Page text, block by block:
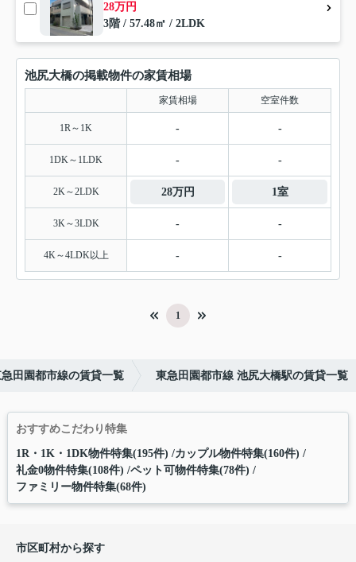
28万円
3階 / 57.48㎡ / 2LDK
池尻大橋の掲載物件の家賃相場
家賃相場 空室件数
1R～1K - -
1DK～1LDK - -
2K～2LDK 28万円 1室
3K～3LDK - -
4K～4LDK以上 - -
1
田園都市線の賃貸一覧 東急田園都市線 池尻大橋駅の賃貸一覧
おすすめこだわり特集
1R・1K・1DK物件特集(195件) カップル物件特集(160件)
礼金0物件特集(108件) ペット可物件特集(78件)
ファミリー物件特集(68件)
市区町村から探す